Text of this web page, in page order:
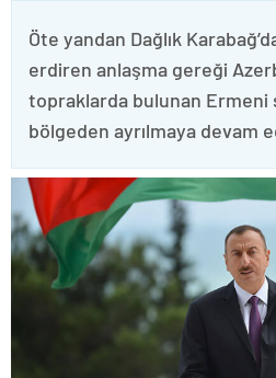
Öte yandan Dağlık
erdiren anlaşma gereği
topraklarda bulunan Ermeni
bölgeden ayrılmaya devam